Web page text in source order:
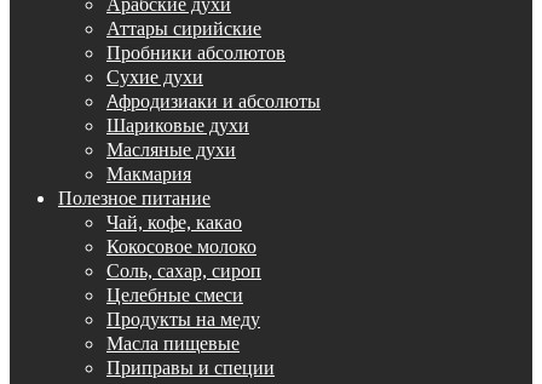
Аттары сирийские
Пробники абсолютов
Сухие духи
Aфродизиаки и абсолюты
Шариковые духи
Масляные духи
Макмария
Полезное питание
Чай, кофе, какао
Кокосовое молоко
Соль, сахар, сироп
Целебные смеси
Продукты на меду
Масла пищевые
Приправы и специи